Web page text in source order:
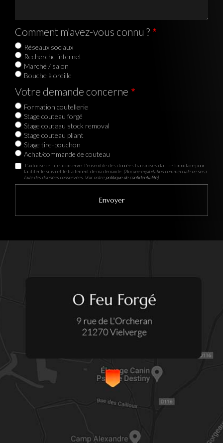
Comment m'avez-vous connu ?
Réseaux sociaux
Recherche internet
Marché / salon
Bouche à oreille
Votre demande concerne
Formation coutellerie
Stage couteau forgé
Stage couteau stock removal
Stage couteau pliant
Stage tire-bouchon
Achat/commande de couteau
J'autorise ce site à conserver l'ensemble des données transmises dans ce formulaire pour
faciliter le suivi et le traitement de ma demande. (Aucune exploitation commerciale ne sera
faite des données conservées. Voir notrepolitique de confidentialité)